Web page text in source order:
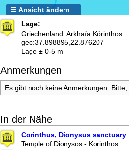
☰ Ansicht ändern
Lage:
Griechenland, Arkhaía Kórinthos
geo:37.898895,22.876207
Lage ± 0-5 m.
Anmerkungen
Es gibt noch keine Anmerkungen. Bitte,
In der Nähe
Corinthus, Dionysus sanctuary
Temple of Dionysos - Korinthos